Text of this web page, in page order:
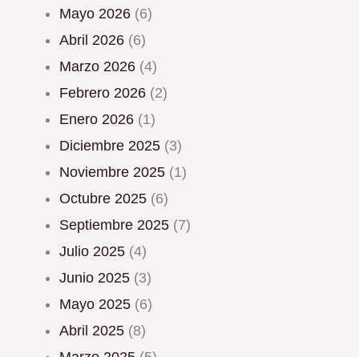
mayo 2026 (6)
abril 2026 (6)
marzo 2026 (4)
febrero 2026 (2)
enero 2026 (1)
diciembre 2025 (3)
noviembre 2025 (1)
octubre 2025 (6)
septiembre 2025 (7)
julio 2025 (4)
junio 2025 (3)
mayo 2025 (6)
abril 2025 (8)